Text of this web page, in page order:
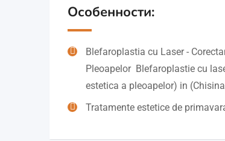
Особенности:
Blefaroplastia cu Laser -
Pleoapelor Blefaroplastie cu
estetica a pleoapelor) in
Tratamente estetice de